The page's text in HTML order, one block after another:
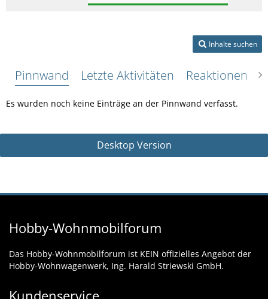
Inhalte suchen
Pinnwand Letzte Aktivitäten Reaktionen
Es wurden noch keine Einträge an der Pinnwand verfasst.
Desktop Version
Hobby-Wohnmobilforum
Das Hobby-Wohnmobilforum ist KEIN offizielles Angebot der
Hobby-Wohnwagenwerk, Ing. Harald Striewski GmbH.
Kundenservice